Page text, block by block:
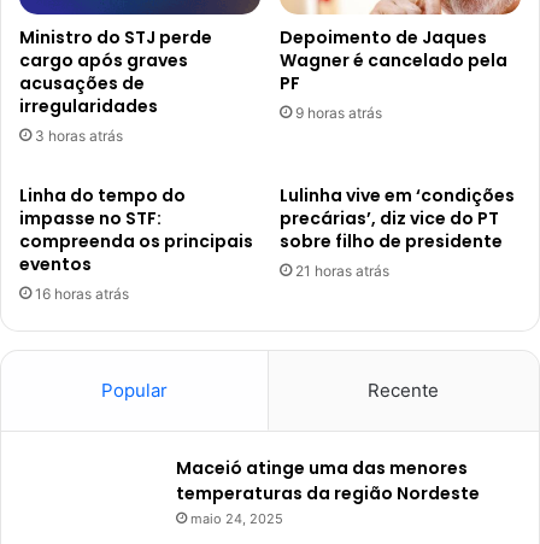
Ministro do STJ perde
cargo após graves
acusações de
irregularidades
3 horas atrás
Depoimento de Jaques
Wagner é cancelado pela
PF
9 horas atrás
Linha do tempo do
impasse no STF:
compreenda os principais
eventos
16 horas atrás
Lulinha vive em ‘condições
precárias’, diz vice do PT
sobre filho de presidente
21 horas atrás
Popular Recente
Maceió atinge uma das menores
temperaturas da região Nordeste
maio 24, 2025